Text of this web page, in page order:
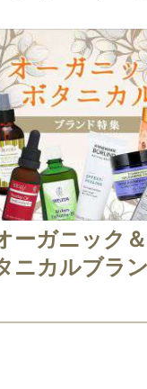
ーガニック
ニカルブラ